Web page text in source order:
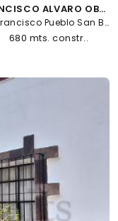
CASA EN RENTA EN RANCHO SAN FRANCISCO ALVARO OBREGON - (34)
Desierto de los Leones S/N, Rancho San Francisco Pueblo San Bartolo Ameyalco, Álvaro Obregón
680 mts. constr..